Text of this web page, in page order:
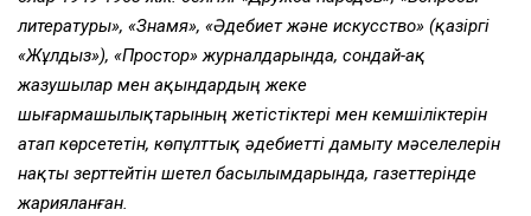
литературы», «Знамя», «Әдебиет және искусство» (қазіргі
«Жұлдыз»), «Простор» журналдарында, сондай-ақ
жазушылар мен ақындардың жеке
шығармашылықтарының жетістіктері мен кемшіліктерін
атап көрсететін, көпұлттық әдебиетті дамыту мәселелерін
нақты зерттейтін шетел басылымдарында, газеттерінде
жарияланған.